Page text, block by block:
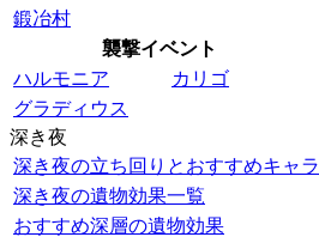
鍛冶村
襲撃イベント
ハルモニア
カリゴ
グラディウス
深き夜
深き夜の立ち回りとおすすめキャラ
深き夜の遺物効果一覧
おすすめ深層の遺物効果